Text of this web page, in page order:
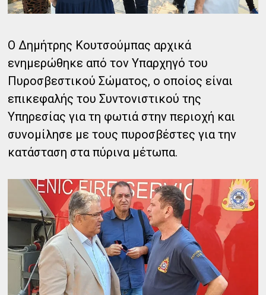
Ο Δημήτρης Κουτσούμπας αρχικά
ενημερώθηκε από τον Υπαρχηγό του
Πυροσβεστικού Σώματος, ο οποίος είναι
επικεφαλής του Συντονιστικού της
Υπηρεσίας για τη φωτιά στην περιοχή και
συνομίλησε με τους πυροσβέστες για την
κατάσταση στα πύρινα μέτωπα.